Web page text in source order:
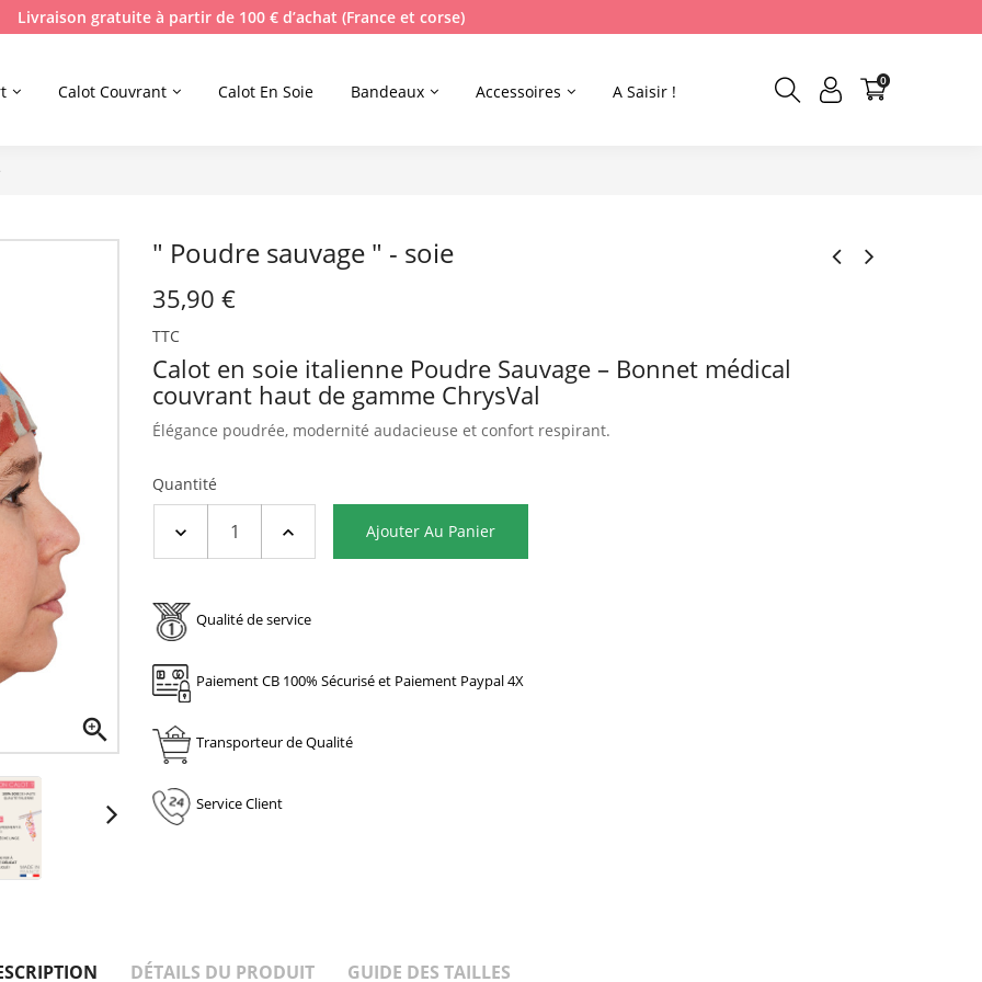
Livraison gratuite à partir de 100 € d’achat (France et corse)
Calot Couvrant Calot En Soie Bandeaux Accessoires A Saisir !
0

" Poudre sauvage " - soie
35,90 €
TTC
Calot en soie italienne Poudre Sauvage – Bonnet médical
couvrant haut de gamme ChrysVal
Élégance poudrée, modernité audacieuse et confort respirant.
Quantité
Ajouter Au Panier
Qualité de service
Paiement CB 100% Sécurisé et Paiement Paypal 4X
Transporteur de Qualité
Service Client
DÉTAILS DU PRODUIT GUIDE DES TAILLES